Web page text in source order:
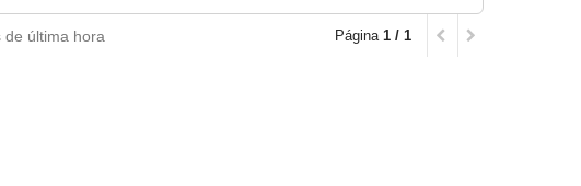
de última hora Página 1 / 1